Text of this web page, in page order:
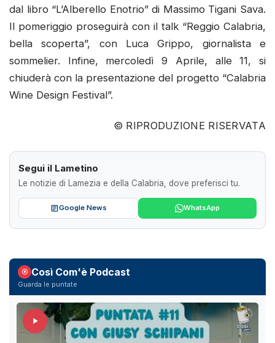
dal libro “L’Alberello Enotrio” di Massimo Tigani Sava.
Il pomeriggio proseguirà con il talk “Reggio Calabria,
bella scoperta”, con Luca Grippo, giornalista e
sommelier. Infine, mercoledì 9 Aprile, alle 11, si
chiuderà con la presentazione del progetto “Calabria
Wine Design Festival”.
© RIPRODUZIONE RISERVATA
Segui il Lametino
Le notizie di Lamezia e della Calabria, dove preferisci tu.
Google News WhatsApp
Così Com'è Podcast
Guarda le puntate